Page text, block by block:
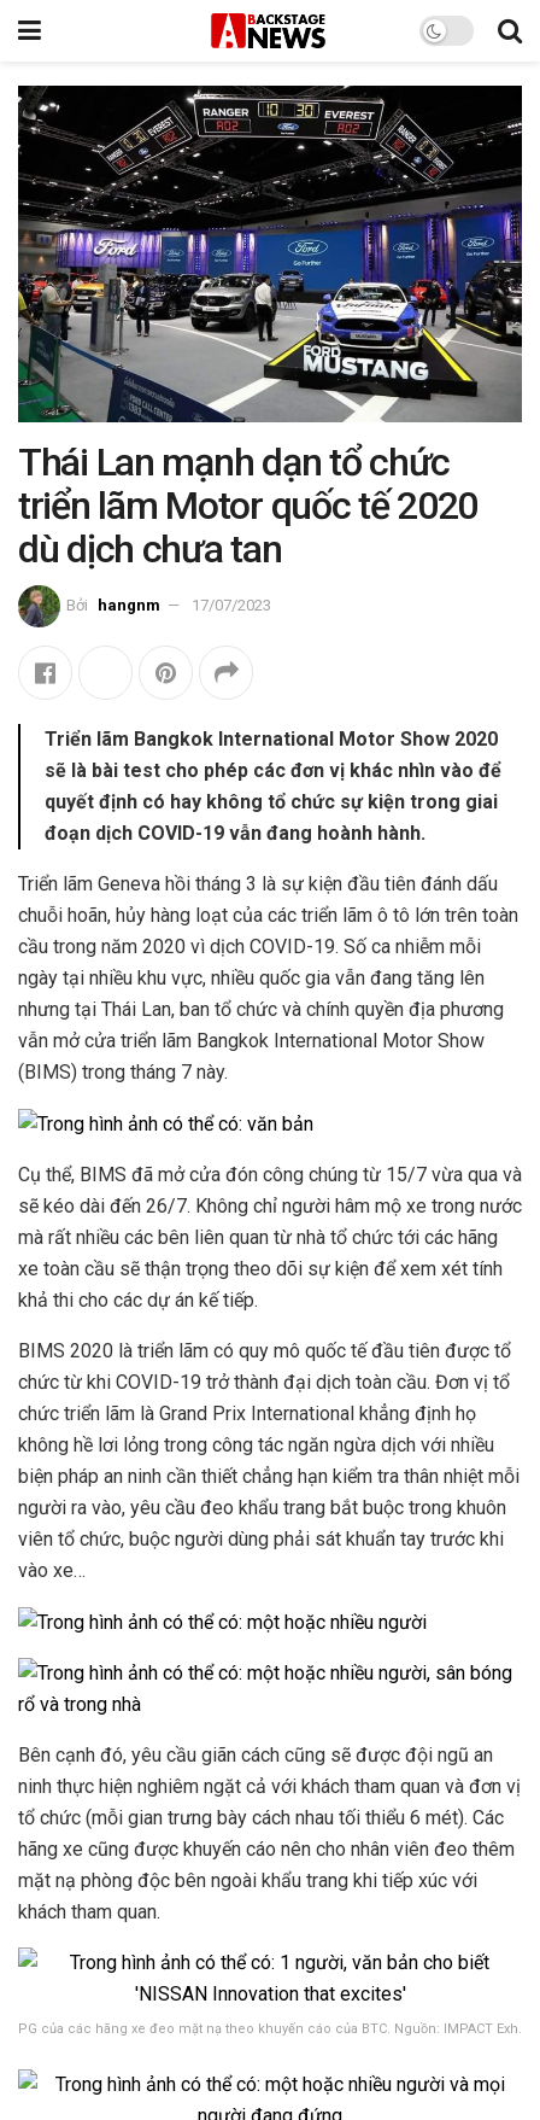
Thái Lan mạnh dạn tổ chức
triển lãm Motor quốc tế 2020
dù dịch chưa tan
Bởi hangnm 17/07/2023
Triển lãm Bangkok International Motor Show 2020
sẽ là bài test cho phép các đơn vị khác nhìn vào để
quyết định có hay không tổ chức sự kiện trong giai
đoạn dịch COVID-19 vẫn đang hoành hành.
Triển lãm Geneva hồi tháng 3 là sự kiện đầu tiên đánh dấu
chuỗi hoãn, hủy hàng loạt của các triển lãm ô tô lớn trên toàn
cầu trong năm 2020 vì dịch COVID-19. Số ca nhiễm mỗi
ngày tại nhiều khu vực, nhiều quốc gia vẫn đang tăng lên
nhưng tại Thái Lan, ban tổ chức và chính quyền địa phương
vẫn mở cửa triển lãm Bangkok International Motor Show
(BIMS) trong tháng 7 này.
Cụ thể, BIMS đã mở cửa đón công chúng từ 15/7 vừa qua và
sẽ kéo dài đến 26/7. Không chỉ người hâm mộ xe trong nước
mà rất nhiều các bên liên quan từ nhà tổ chức tới các hãng
xe toàn cầu sẽ thận trọng theo dõi sự kiện để xem xét tính
khả thi cho các dự án kế tiếp.
BIMS 2020 là triển lãm có quy mô quốc tế đầu tiên được tổ
chức từ khi COVID-19 trở thành đại dịch toàn cầu. Đơn vị tổ
chức triển lãm là Grand Prix International khẳng định họ
không hề lơi lỏng trong công tác ngăn ngừa dịch với nhiều
biện pháp an ninh cần thiết chẳng hạn kiểm tra thân nhiệt mỗi
người ra vào, yêu cầu đeo khẩu trang bắt buộc trong khuôn
viên tổ chức, buộc người dùng phải sát khuẩn tay trước khi
vào xe…
Bên cạnh đó, yêu cầu giãn cách cũng sẽ được đội ngũ an
ninh thực hiện nghiêm ngặt cả với khách tham quan và đơn vị
tổ chức (mỗi gian trưng bày cách nhau tối thiểu 6 mét). Các
hãng xe cũng được khuyến cáo nên cho nhân viên đeo thêm
mặt nạ phòng độc bên ngoài khẩu trang khi tiếp xúc với
khách tham quan.
PG của các hãng xe đeo mặt nạ theo khuyến cáo của BTC. Nguồn: IMPACT Exh.